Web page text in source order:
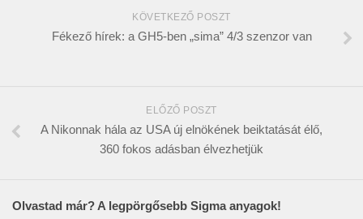
KÖVETKEZŐ POSZT
Fékező hírek: a GH5-ben „sima” 4/3 szenzor van
ELŐZŐ POSZT
A Nikonnak hála az USA új elnökének beiktatását élő,
360 fokos adásban élvezhetjük
Olvastad már? A legpörgősebb Sigma anyagok!